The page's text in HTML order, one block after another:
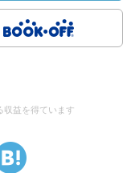
収益を得ています